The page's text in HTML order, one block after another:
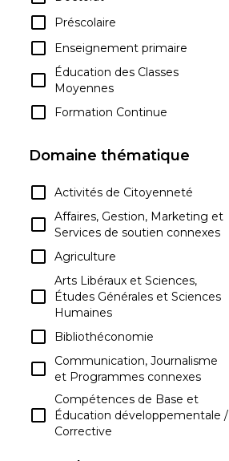
Préscolaire
Enseignement primaire
Éducation des Classes
Moyennes
Formation Continue
Domaine thématique
Activités de Citoyenneté
Affaires, Gestion, Marketing et
Services de soutien connexes
Agriculture
Arts Libéraux et Sciences,
Études Générales et Sciences
Humaines
Bibliothéconomie
Communication, Journalisme
et Programmes connexes
Compétences de Base et
Éducation développementale /
Corrective